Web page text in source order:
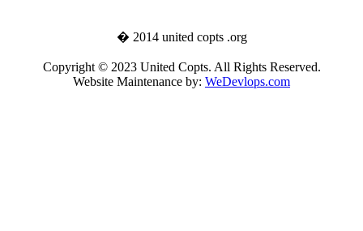
� 2014 united copts .org
Copyright © 2023 United Copts. All Rights Reserved.
Website Maintenance by: WeDevlops.com